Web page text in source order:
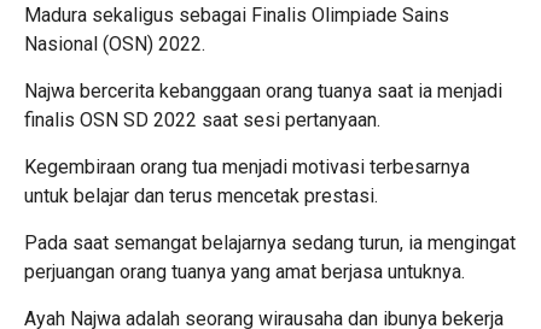
Madura sekaligus sebagai Finalis Olimpiade Sains
Nasional (OSN) 2022.
Najwa bercerita kebanggaan orang tuanya saat ia menjadi
finalis OSN SD 2022 saat sesi pertanyaan.
Kegembiraan orang tua menjadi motivasi terbesarnya
untuk belajar dan terus mencetak prestasi.
Pada saat semangat belajarnya sedang turun, ia mengingat
perjuangan orang tuanya yang amat berjasa untuknya.
Ayah Najwa adalah seorang wirausaha dan ibunya bekerja